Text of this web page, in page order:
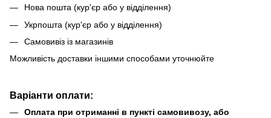
Нова пошта (кур'єр або у відділення)
Укрпошта (кур'єр або у відділення)
Самовивіз із магазинів
Можливість доставки іншими способами уточнюйте
Варіанти оплати:
Оплата при отриманні в пункті самовивозу, або